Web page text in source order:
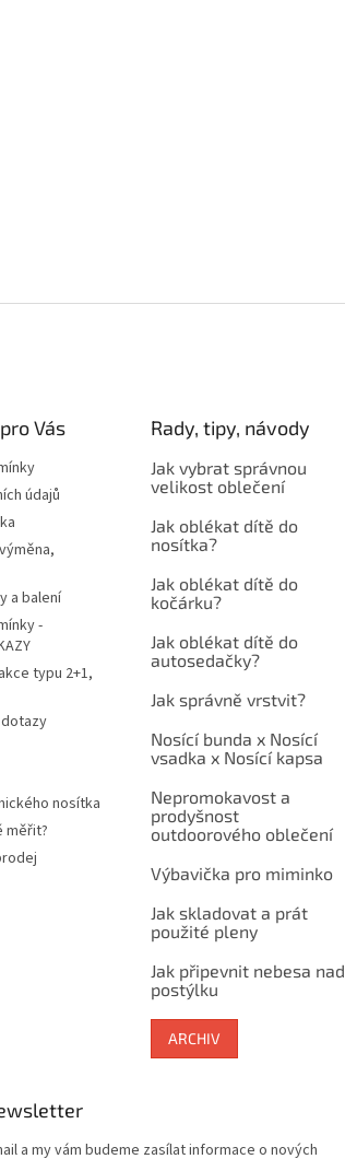
Vás
údajů
a balení
-
typu 2+1,
nosítka
měřit?
Rady, tipy, návody
Jak vybrat správnou
velikost oblečení
Jak oblékat dítě do
nosítka?
Jak oblékat dítě do
kočárku?
Jak oblékat dítě do
autosedačky?
Jak správně vrstvit?
Nosící bunda x Nosící
vsadka x Nosící kapsa
Nepromokavost a
prodyšnost
outdoorového oblečení
Výbavička pro miminko
Jak skladovat a prát
použité pleny
Jak připevnit nebesa nad
postýlku
ARCHIV
a my vám budeme zasílat informace o nových